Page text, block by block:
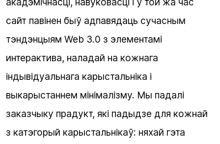
сайт павінен быў адпавядаць сучасным
тэндэнцыям Web 3.0 з элементамі
интерактива, наладай на кожнага
індывідуальнага карыстальніка і
выкарыстаннем мінімалізму. Мы падалі
заказчыку прадукт, які падыдзе для кожнай
з катэгорый карыстальнікаў: няхай гэта